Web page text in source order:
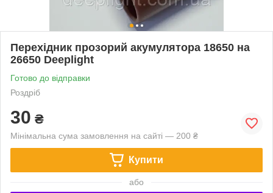
Перехідник прозорий акумулятора 18650 на
26650 Deeplight
Готово до відправки
Роздріб
30 ₴
Мінімальна сума замовлення на сайті — 200 ₴
Купити
або